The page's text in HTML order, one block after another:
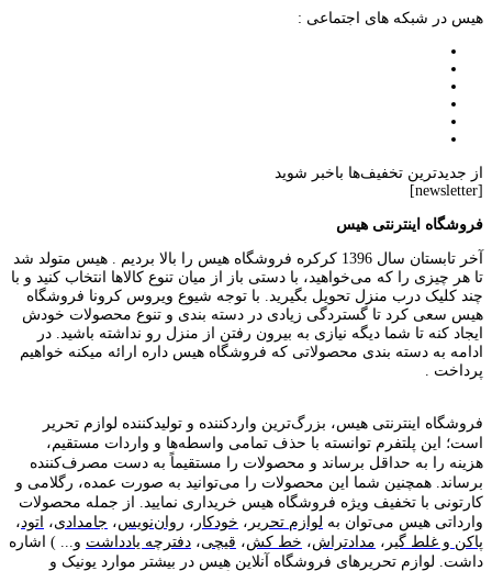
هیس در شبکه های اجتماعی :
از جدیدترین تخفیف‌ها باخبر شوید
[newsletter]
فروشگاه اینترنتی هیس
آخر تابستان سال 1396 کرکره فروشگاه هیس را بالا بردیم . هیس متولد شد
تا هر چیزی را که می‌خواهید، با دستی باز از میان تنوع کالاها انتخاب کنید و با
چند کلیک درب منزل تحویل بگیرید. با توجه شیوع ویروس کرونا فروشگاه
هیس سعی کرد تا گستردگی زیادی در دسته بندی و تنوع محصولات خودش
ایجاد کنه تا شما دیگه نیازی به بیرون رفتن از منزل رو نداشته باشید. در
ادامه به دسته بندی محصولاتی که فروشگاه هیس داره ارائه میکنه خواهیم
پرداخت .
فروشگاه اینترنتی هیس، بزرگ‌ترین وارد‌کننده و تولید‌کننده لوازم تحریر
است؛ این پلتفرم توانسته با حذف تمامی واسطه‌ها و واردات مستقیم،
هزینه را به حداقل برساند و محصولات را مستقیماً به دست مصرف‌کننده
برساند. همچنین شما این محصولات را می‌توانید به صورت عمده، رگلامی و
کارتونی با تخفیف ویژه فروشگاه هیس خریداری نمایید. از جمله محصولات
وارداتی هیس می‌توان به لوازم تحریر ، خودکار ، روان‌نویس، جامدادی، اتود ،
پاکن و غلط گیر ، مدادتراش، خط کش، قیچی، دفترچه یادداشت و... ) اشاره
داشت. لوازم تحریر‌های فروشگاه آنلاین هیس در بیشتر موارد یونیک و